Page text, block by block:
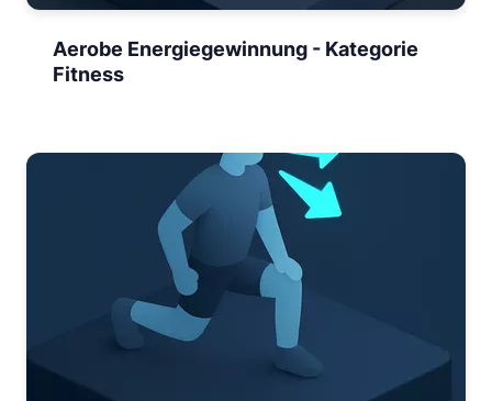
Aerobe Energiegewinnung - Kategorie
Fitness